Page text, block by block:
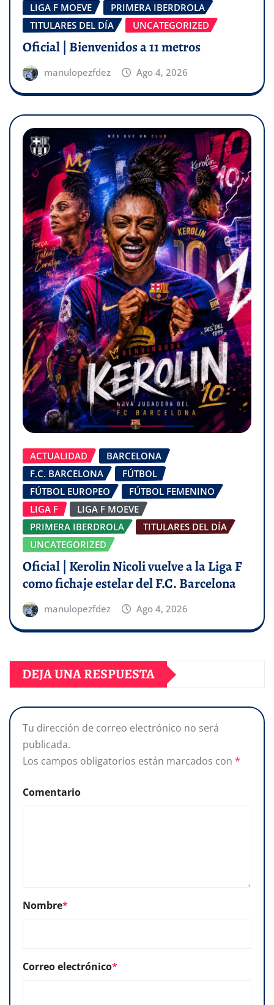
LIGA F MOEVE
PRIMERA IBERDROLA
TITULARES DEL DÍA
UNCATEGORIZED
Oficial | Bienvenidos a 11 metros
manulopezfdez Ago 4, 2026
ACTUALIDAD
BARCELONA
F.C. BARCELONA
FÚTBOL
FÚTBOL EUROPEO
FÚTBOL FEMENINO
LIGA F
LIGA F MOEVE
PRIMERA IBERDROLA
TITULARES DEL DÍA
UNCATEGORIZED
Oficial | Kerolin Nicoli vuelve a la Liga F
como fichaje estelar del F.C. Barcelona
manulopezfdez Ago 4, 2026
DEJA UNA RESPUESTA
Tu dirección de correo electrónico no será
publicada.
Los campos obligatorios están marcados con *
Comentario
Nombre*
Correo electrónico*